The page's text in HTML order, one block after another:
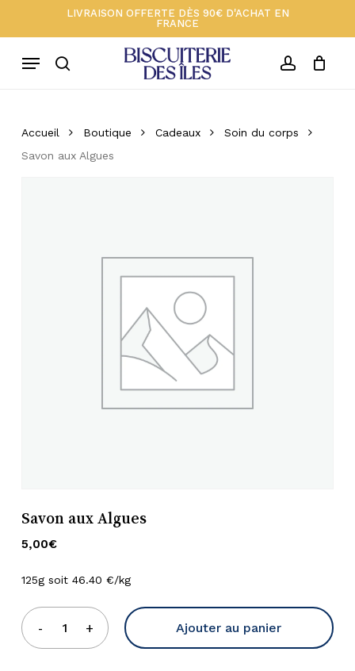
content
LIVRAISON OFFERTE DÈS 90€ D'ACHAT EN
FRANCE
search account
Menu
Votre panier 🍪 Close
Accueil Boutique Cadeaux
Soin du corps
Savon aux Algues
Savon aux Algues
5,00€
125g soit 46.40 €/kg
Ajouter au panier